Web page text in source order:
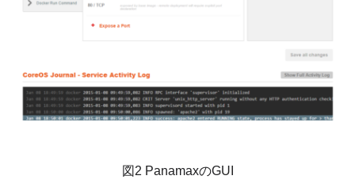
図2 PanamaxのGUI